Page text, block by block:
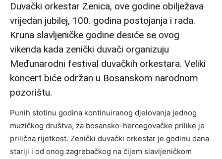
Duvački orkestar Zenica, ove godine obilježava
vrijedan jubilej, 100. godina postojanja i rada.
Kruna slavljeničke godine desiće se ovog
vikenda kada zenički duvači organizuju
Međunarodni festival duvačkih orkestara. Veliki
koncert biće održan u Bosanskom narodnom
pozorištu.
Punih stotinu godina kontinuiranog djelovanja jednog
muzičkog društva, za bosansko-hercegovačke prilike je
prilična rijetkost. Zenički duvački orkestar je godinu dana
stariji i od onog zagrebačkog na čijem slavljeničkom